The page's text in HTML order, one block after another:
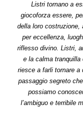
Listri tornano a
giocoforza essere,
della loro
per eccellenza,
riflesso divino. Listri,
e la calma tranquilla
riesce a farli tornare a
passaggio segreto
possiamo
l’ambiguo e terribile